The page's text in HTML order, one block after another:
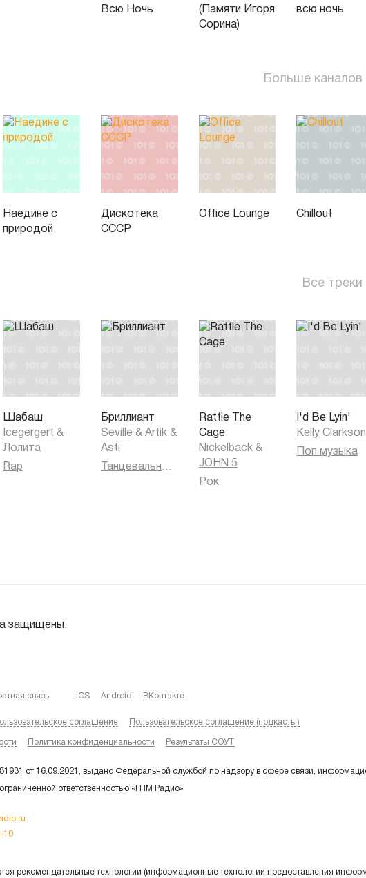
Всю Ночь
(Памяти Игоря
Сорина)
всю ночь
Больше каналов
Наедине с
природой
Дискотека
СССР
Office Lounge Chillout
Все треки
Шабаш
Icegergert &
Лолита
Rap
Бриллиант
Seville & Artik &
Asti
Rattle The
Cage
Nickelback &
JOHN 5
Рок
I'd Be Lyin'
Kelly Clarkson
Поп музыка
защищены.
связь iOS Android ВКонтакте
соглашение Пользовательское соглашение (подкасты)
Политика конфиденциальности Результаты СОУТ
от 16.09.2021, выдано Федеральной службой по надзору в сфере связи,
ответственностью «ГПМ Радио»
10
рекомендательные технологии (информационные технологии предоставления